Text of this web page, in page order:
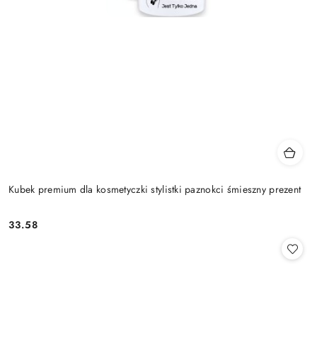
Kubek premium dla kosmetyczki stylistki paznokci śmieszny prezent
Cena:
33.58